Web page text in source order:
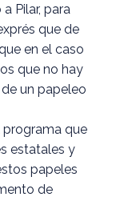
Pilar, para
que de
en el caso
que no hay
un papeleo
que
estatales y
papeles
de